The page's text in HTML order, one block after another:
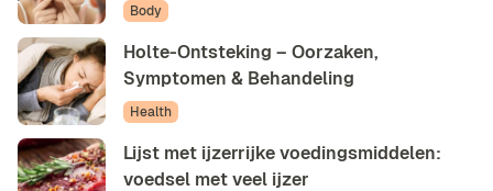
Body
Holte-Ontsteking – Oorzaken,
Symptomen & Behandeling
Health
Lijst met ijzerrijke voedingsmiddelen:
voedsel met veel ijzer